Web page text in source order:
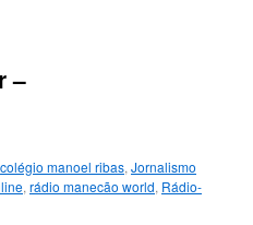
–
colégio manoel ribas, Jornalismo
, rádio manecão world, Rádio-